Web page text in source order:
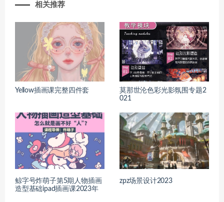
相关推荐
Yellow插画课完整四件套
莫那世沦色彩光影氛围专题2
021
鲸字号炸萌子第5期人物插画
造型基础ipad插画课2023年
zpz场景设计2023